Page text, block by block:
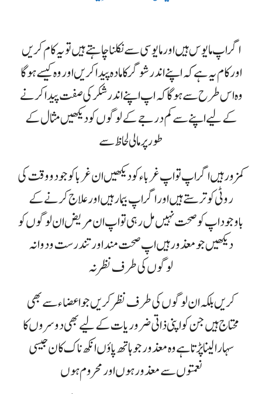
اگر اپ مایوس ہیں اور مایوسی سے نکلنا چاہتے ہیں تو یہ کام کریں
اور کام یہ ہے کہ اپنے اندر شوگر کا مادہ پیدا کریں اور وہ کیسے ہوگا
وہ اس طرح سے ہوگا کہ اپ اپنے اندر شکر کی صفت پیدا کرنے
کے لیے اپنے سے کم درجے کے لوگوں کو دیکھیں مثال کے
طور پر مالی لحاظ سے
کمزور ہیں اگر اپ تو اپ غرباء کو دیکھیں ان غربا کو جو دو وقت کی
روٹی کو ترستے ہیں اور اگر اپ بیمار ہیں اور علاج کرنے کے
باوجود اپ کو صحت نہیں مل رہی تو اپ ان مریض ان لوگوں کو
دیکھیں جو معذور ہیں اپ صحت مند اور تندرست و دوانہ
لوگوں کی طرف نظر نہ
کریں بلکہ ان لوگوں کی طرف نظر کریں جو اعضاء سے بھی
محتاج ہیں جن کو اپنی ذاتی ضروریات کے لیے بھی دوسروں کا
سہارا لینا پڑتا ہے وہ معذور جو ہاتھ پاؤں انکھ ناک کان جیسی
نعمتوں سے معذور ہوں اور محروم ہوں